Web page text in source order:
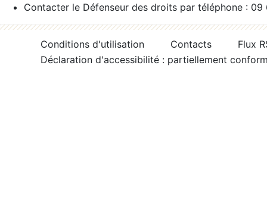
Contacter le Défenseur des droits par téléphone :
Conditions d'utilisation Contacts
Flux
Déclaration d'accessibilité : partiellement